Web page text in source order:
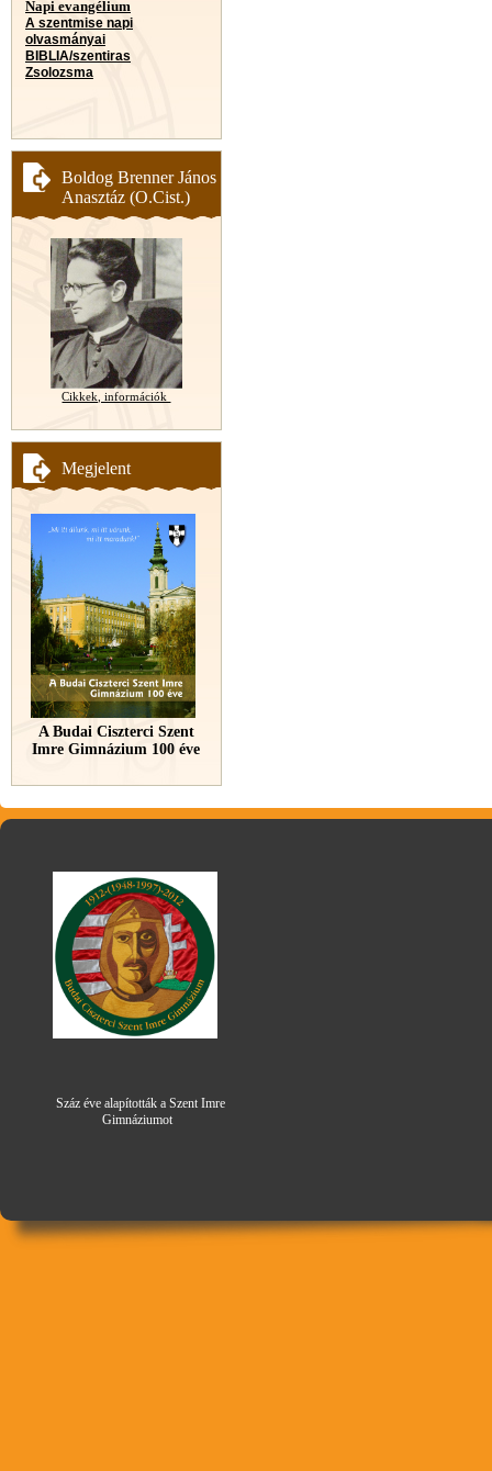
Napi evangélium
A szentmise napi
olvasmányai
BIBLIA/szentiras
Zsolozsma
Boldog Brenner János
Anasztáz (O.Cist.)
Cikkek, információk
Megjelent
A Budai Ciszterci Szent
Imre Gimnázium 100 éve
Száz éve alapították a Szent Imre
Gimnáziumot